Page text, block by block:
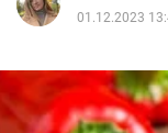
Polityka
01.12.2023